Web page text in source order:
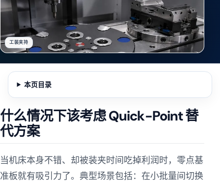
工装夹持
本页目录
什么情况下该考虑 Quick-Point 替
代方案
当机床本身不错、却被装夹时间吃掉利润时，零点基
准板就有吸引力了。典型场景包括：在小批量间切换